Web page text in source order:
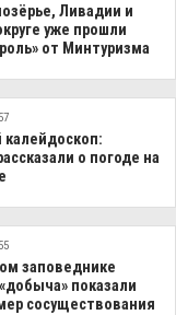
Ливадии и
уже прошли
от Минтуризма
калейдоскоп:
о погоде на
заповеднике
показали
сосуществования